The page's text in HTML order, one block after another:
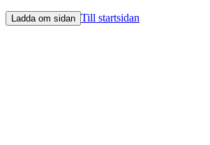
Ladda om sidan Till startsidan